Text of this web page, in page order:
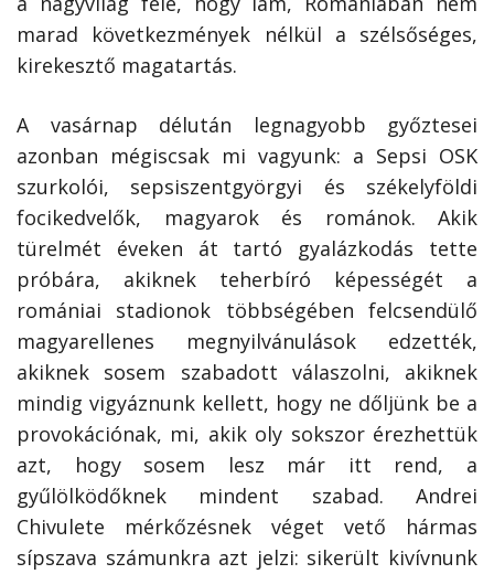
marad következmények nélkül a szélsőséges,
kirekesztő magatartás.
A vasárnap délután legnagyobb győztesei
azonban mégiscsak mi vagyunk: a Sepsi OSK
szurkolói, sepsiszentgyörgyi és székelyföldi
focikedvelők, magyarok és románok. Akik
türelmét éveken át tartó gyalázkodás tette
próbára, akiknek teherbíró képességét a
romániai stadionok többségében felcsendülő
magyarellenes megnyilvánulások edzették,
akiknek sosem szabadott válaszolni, akiknek
mindig vigyáznunk kellett, hogy ne dőljünk be a
provokációnak, mi, akik oly sokszor érezhettük
azt, hogy sosem lesz már itt rend, a
gyűlölködőknek mindent szabad. Andrei
Chivulete mérkőzésnek véget vető hármas
sípszava számunkra azt jelzi: sikerült kivívnunk